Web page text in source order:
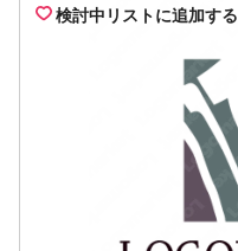
検討中リストに追加する